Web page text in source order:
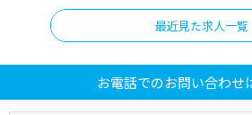
最近見た求人一覧
お電話でのお問い合わせ